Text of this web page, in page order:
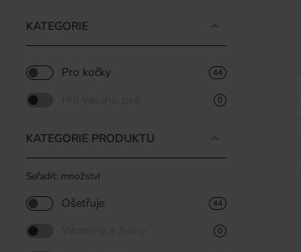
KATEGORIE
Pro kočky 44
0
KATEGORIE PRODUKTU
Seřadit: množství
Ošetřuje 44
0